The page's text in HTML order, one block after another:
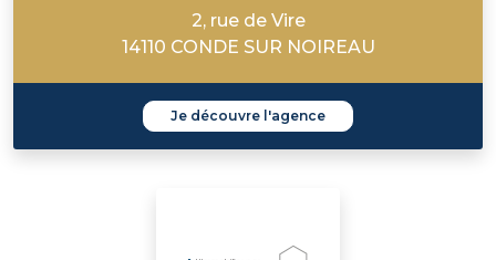
2, rue de Vire
14110 CONDE SUR NOIREAU
Je découvre l'agence